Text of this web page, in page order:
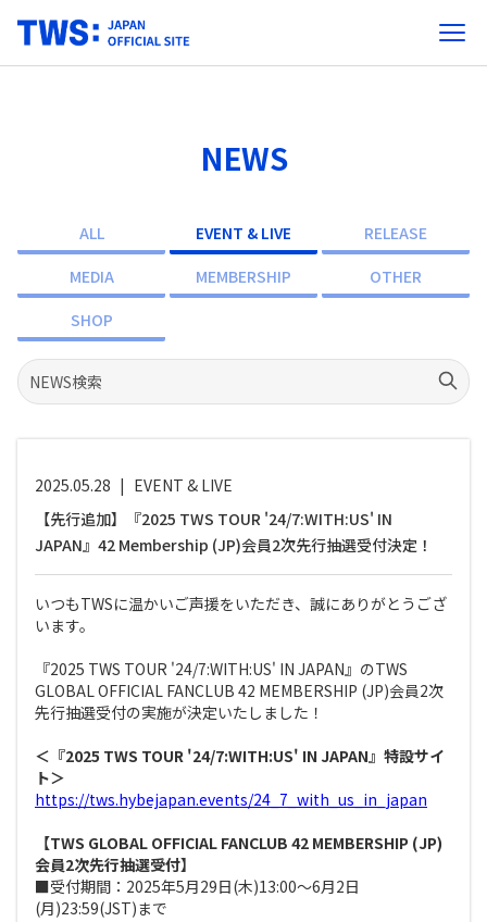
NEWS
ALL EVENT & LIVE
RELEASE
MEDIA
MEMBERSHIP
OTHER
SHOP
2025.05.28 | EVENT & LIVE
【先行追加】『2025 TWS TOUR '24/7:WITH:US' IN
JAPAN』42 Membership (JP)会員2次先行抽選受付決定！
いつもTWSに温かいご声援をいただき、誠にありがとうござ
います。
『2025 TWS TOUR '24/7:WITH:US' IN JAPAN』のTWS
GLOBAL OFFICIAL FANCLUB 42 MEMBERSHIP (JP)会員2次
先行抽選受付の実施が決定いたしました！
＜『2025 TWS TOUR '24/7:WITH:US' IN JAPAN』特設サイ
ト＞
https://tws.hybejapan.events/24_7_with_us_in_japan
【TWS GLOBAL OFFICIAL FANCLUB 42 MEMBERSHIP (JP)
会員2次先行抽選受付】
■受付期間：2025年5月29日(木)13:00～6月2日
(月)23:59(JST)まで